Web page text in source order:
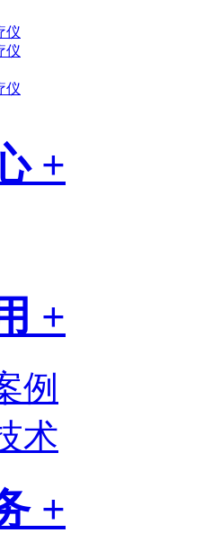
仪
仪
仪
+
+
例
术
+